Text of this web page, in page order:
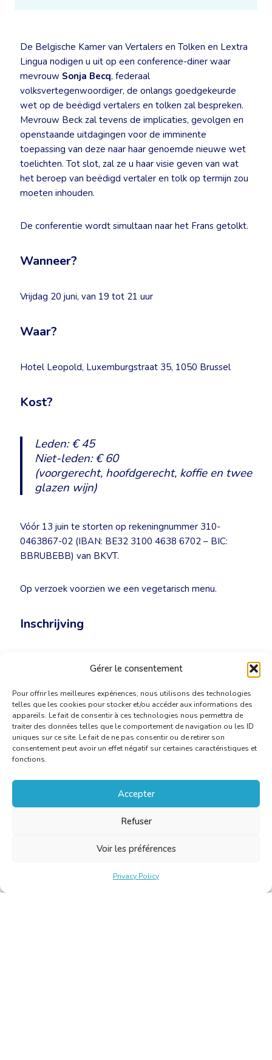
Gérer le consentement
Pour offrir les meilleures expériences, nous utilisons des technologies
telles que les cookies pour stocker et/ou accéder aux informations des
appareils. Le fait de consentir à ces technologies nous permettra de
traiter des données telles que le comportement de navigation ou les ID
uniques sur ce site. Le fait de ne pas consentir ou de retirer son
consentement peut avoir un effet négatif sur certaines caractéristiques et
fonctions.
Accepter
Refuser
Voir les préférences
Privacy Policy
De Belgische Kamer van Vertalers en Tolken en Lextra
Lingua nodigen u uit op een conference-diner waar
mevrouw Sonja Becq, federaal
volksvertegenwoordiger, de onlangs goedgekeurde
wet op de beëdigd vertalers en tolken zal bespreken.
Mevrouw Beck zal tevens de implicaties, gevolgen en
openstaande uitdagingen voor de imminente
toepassing van deze naar haar genoemde nieuwe wet
toelichten. Tot slot, zal ze u haar visie geven van wat
het beroep van beëdigd vertaler en tolk op termijn zou
moeten inhouden.
De conferentie wordt simultaan naar het Frans getolkt.
Wanneer?
Vrijdag 20 juni, van 19 tot 21 uur
Waar?
Hotel Leopold, Luxemburgstraat 35, 1050 Brussel
Kost?
Leden: € 45
Niet-leden: € 60
(voorgerecht, hoofdgerecht, koffie en twee
glazen wijn)
Vóór 13 juin te storten op rekeningnummer 310-
0463867-02 (IBAN: BE32 3100 4638 6702 – BIC:
BBRUBEBB) van BKVT.
Op verzoek voorzien we een vegetarisch menu.
Inschrijving
secretariat@cbtip-bkvtf.org.